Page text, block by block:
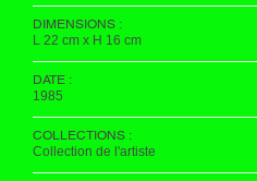
DIMENSIONS :
L 22 cm x H 16 cm
DATE :
1985
COLLECTIONS :
Collection de l'artiste